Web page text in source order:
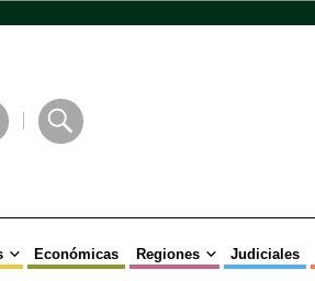
Económicas Regiones Judiciales